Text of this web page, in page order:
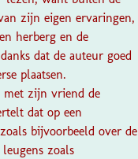
zijn eigen ervaringen,
herberg en de
dat de auteur goed
plaatsen.
met zijn vriend de
dat op een
bijvoorbeeld over de
zoals